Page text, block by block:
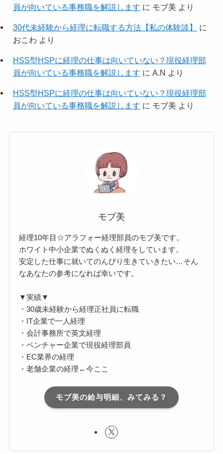
員が向いている事務職を解説します に モブ美 より
30代未経験から経理に転職する方法【私の体験談】
に
おこわ より
HSS型HSPに経理の仕事は向いていない？現役経理部
員が向いている事務職を解説します に A.N より
HSS型HSPに経理の仕事は向いていない？現役経理部
員が向いている事務職を解説します に モブ美 より
モブ美
経理10年目☆アラフォー経理部員のモブ美です。
ホワイト中小企業でぬくぬく経理をしています。
安定した仕事に就いてのんびり生きていきたい…そん
なあなたの参考になれば幸いです。
▼実績▼
・30歳未経験から経理正社員に転職
・IT企業で一人経理
・会計事務所で英文経理
・ベンチャー企業で現役経理部員
・EC業界の経理
・老舗企業の経理←今ここ
モブ美の給与明細、みてみる？